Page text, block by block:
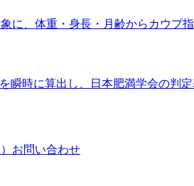
に、体重・身長・月齢からカウプ
瞬時に算出し、日本肥満学会の判定
お問い合わせ